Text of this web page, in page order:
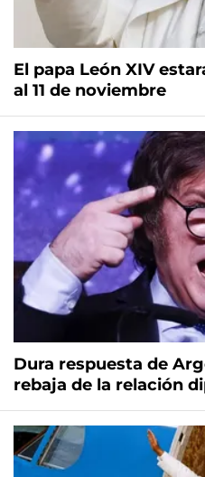
El papa León XIV
al 11 de noviembre
Dura respuesta de
rebaja de la relación